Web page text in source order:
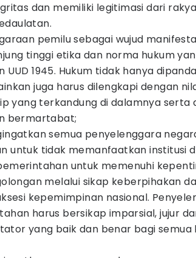
dan memiliki legitimasi dari
pemilu sebagai wujud
tinggi etika dan norma hukum
UUD 1945. Hukum tidak hanya
juga harus dilengkapi dengan
yang terkandung di dalamnya serta
bermartabat;
semua penyelenggara
untuk tidak memanfaatkan institusi
untuk memenuhi
melalui sikap keberpihakan
kepemimpinan nasional.
harus bersikap imparsial, jujur
yang baik dan benar bagi